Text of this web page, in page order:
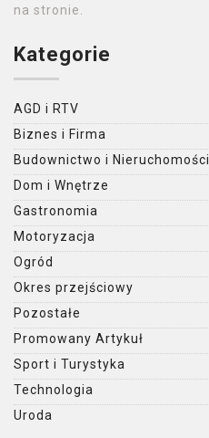
na stronie.
Kategorie
AGD i RTV
Biznes i Firma
Budownictwo i Nieruchomości
Dom i Wnętrze
Gastronomia
Motoryzacja
Ogród
Okres przejściowy
Pozostałe
Promowany Artykuł
Sport i Turystyka
Technologia
Uroda